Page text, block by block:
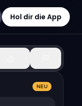
Hol dir die App
NEU